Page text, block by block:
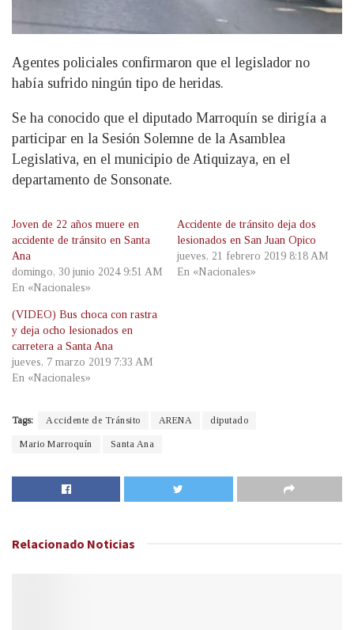
Agentes policiales confirmaron que el legislador no
había sufrido ningún tipo de heridas.
Se ha conocido que el diputado Marroquín se dirigía a
participar en la Sesión Solemne de la Asamblea
Legislativa, en el municipio de Atiquizaya, en el
departamento de Sonsonate.
Joven de 22 años muere en
accidente de tránsito en Santa
Ana
domingo, 30 junio 2024 9:51 AM
En «Nacionales»
Accidente de tránsito deja dos
lesionados en San Juan Opico
jueves, 21 febrero 2019 8:18 AM
En «Nacionales»
(VIDEO) Bus choca con rastra
y deja ocho lesionados en
carretera a Santa Ana
jueves, 7 marzo 2019 7:33 AM
En «Nacionales»
Tags: Accidente de Tránsito ARENA diputado
Mario Marroquín Santa Ana
Relacionado Noticias